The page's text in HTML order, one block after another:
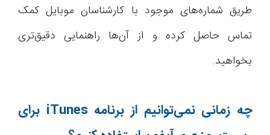
طریق شماره‌های موجود با کارشناسان موبایل کمک
تماس حاصل کرده و از آن‌ها راهنمایی دقیق‌تری
بخواهید.
چه زمانی نمی‌توانیم از برنامهiTunes برای